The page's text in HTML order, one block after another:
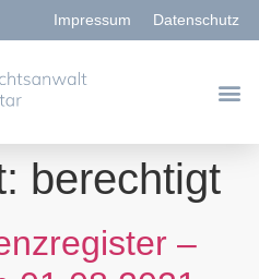
Impressum Datenschutz
berechtigt
–